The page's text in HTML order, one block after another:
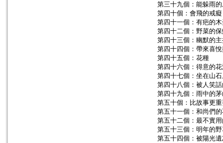
第三十九個：能躲雨
第四十個：會飛的戒癡
第四十一個：有疤的
第四十二個：野菜的
第四十三個：幽默的
第四十四個：帶來喜
第四十五個：花種
第四十六個：得意的
第四十七個：坐在山
第四十八個：被人笑
第四十九個：雨中的
第五十個：比故事更
第五十一個：和尚們
第五十二個：最不實
第五十三個：明年的
第五十四個：被陽光